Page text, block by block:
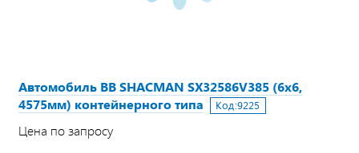
Автомобиль ВВ SHACMAN SX32586V385 (6х6,
4575мм) контейнерного типа
Код:9225
Цена по запросу